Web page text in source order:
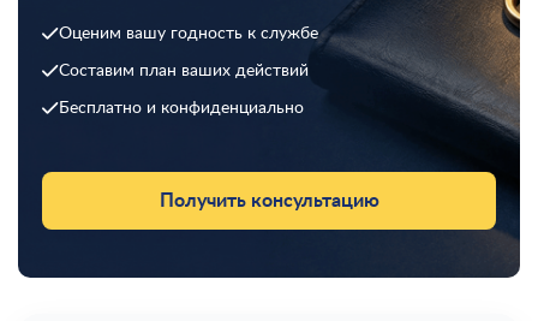
Оценим вашу годность к службе
Составим план ваших действий
Бесплатно и конфиденциально
Получить консультацию